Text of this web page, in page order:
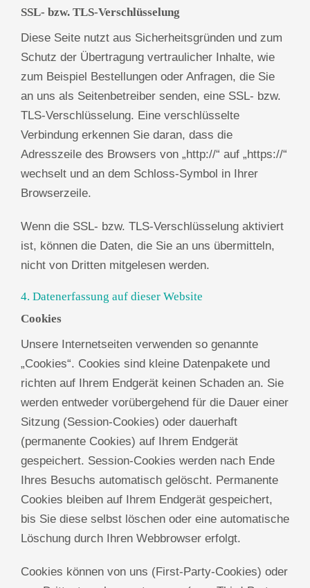
SSL- bzw. TLS-Verschlüsselung
Diese Seite nutzt aus Sicherheitsgründen und zum
Schutz der Übertragung vertraulicher Inhalte, wie
zum Beispiel Bestellungen oder Anfragen, die Sie
an uns als Seitenbetreiber senden, eine SSL- bzw.
TLS-Verschlüsselung. Eine verschlüsselte
Verbindung erkennen Sie daran, dass die
Adresszeile des Browsers von „http://“ auf „https://“
wechselt und an dem Schloss-Symbol in Ihrer
Browserzeile.
Wenn die SSL- bzw. TLS-Verschlüsselung aktiviert
ist, können die Daten, die Sie an uns übermitteln,
nicht von Dritten mitgelesen werden.
4. Datenerfassung auf dieser Website
Cookies
Unsere Internetseiten verwenden so genannte
„Cookies“. Cookies sind kleine Datenpakete und
richten auf Ihrem Endgerät keinen Schaden an. Sie
werden entweder vorübergehend für die Dauer einer
Sitzung (Session-Cookies) oder dauerhaft
(permanente Cookies) auf Ihrem Endgerät
gespeichert. Session-Cookies werden nach Ende
Ihres Besuchs automatisch gelöscht. Permanente
Cookies bleiben auf Ihrem Endgerät gespeichert,
bis Sie diese selbst löschen oder eine automatische
Löschung durch Ihren Webbrowser erfolgt.
Cookies können von uns (First-Party-Cookies) oder